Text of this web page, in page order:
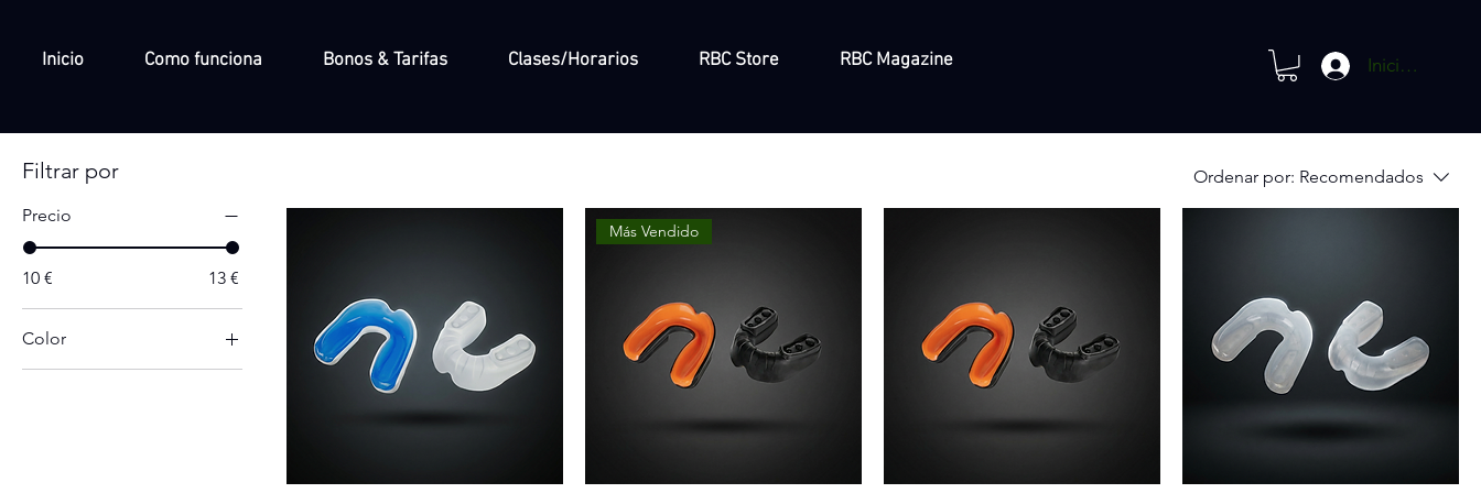
Inicio Como funciona Bonos & Tarifas Clases/Horarios RBC Store RBC Magazine Iniciar sesión
Filtrar por
Precio
10 € 13 €
Color
Azul
Ordenar por: Recomendados
Más Vendido